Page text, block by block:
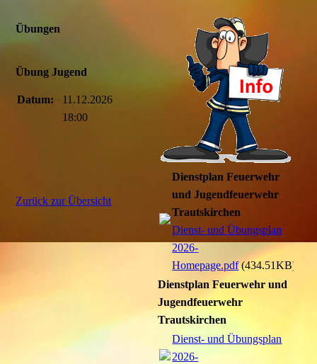
Übungen
Übung Jugend
Datum:
11.12.2026
18:00
Zurück zur Übersicht
Dienstplan Feuerwehr
und Jugendfeuerwehr
Trautskirchen
Dienst- und Übungsplan
2026-
Homepage.pdf(434.51KB)
Dienstplan Feuerwehr und
Jugendfeuerwehr
Trautskirchen
Dienst- und Übungsplan
2026-